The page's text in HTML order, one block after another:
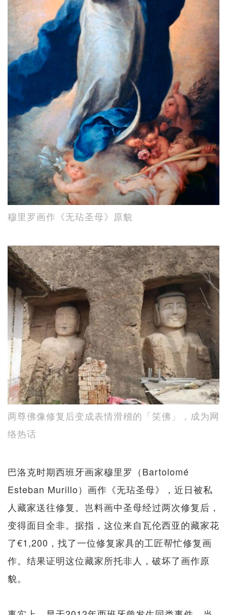
穆里罗画作《无玷圣母》原貌
两尊佛像修复后变成表情滑稽的「笑佛」，成为网
络热话
巴洛克时期西班牙画家穆里罗（Bartolomé
Esteban Murillo）画作《无玷圣母》，近日被私
人藏家送往修复。岂料画中圣母经过两次修复后，
变得面目全非。据指，这位来自瓦伦西亚的藏家花
了€1,200，找了一位修复家具的工匠帮忙修复画
作。结果证明这位藏家所托非人，破坏了画作原
貌。